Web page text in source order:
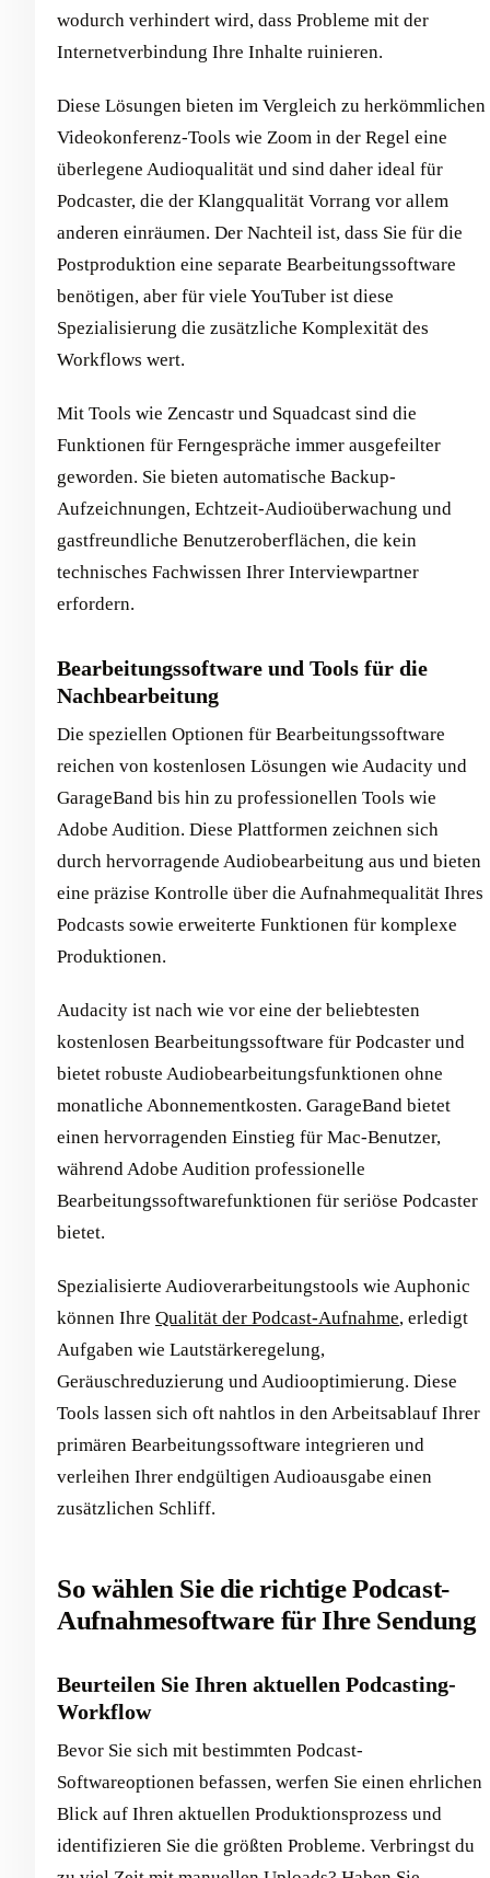
wodurch verhindert wird, dass Probleme mit der
Internetverbindung Ihre Inhalte ruinieren.
Diese Lösungen bieten im Vergleich zu herkömmlichen
Videokonferenz-Tools wie Zoom in der Regel eine
überlegene Audioqualität und sind daher ideal für
Podcaster, die der Klangqualität Vorrang vor allem
anderen einräumen. Der Nachteil ist, dass Sie für die
Postproduktion eine separate Bearbeitungssoftware
benötigen, aber für viele YouTuber ist diese
Spezialisierung die zusätzliche Komplexität des
Workflows wert.
Mit Tools wie Zencastr und Squadcast sind die
Funktionen für Ferngespräche immer ausgefeilter
geworden. Sie bieten automatische Backup-
Aufzeichnungen, Echtzeit-Audioüberwachung und
gastfreundliche Benutzeroberflächen, die kein
technisches Fachwissen Ihrer Interviewpartner
erfordern.
Bearbeitungssoftware und Tools für die
Nachbearbeitung
Die speziellen Optionen für Bearbeitungssoftware
reichen von kostenlosen Lösungen wie Audacity und
GarageBand bis hin zu professionellen Tools wie
Adobe Audition. Diese Plattformen zeichnen sich
durch hervorragende Audiobearbeitung aus und bieten
eine präzise Kontrolle über die Aufnahmequalität Ihres
Podcasts sowie erweiterte Funktionen für komplexe
Produktionen.
Audacity ist nach wie vor eine der beliebtesten
kostenlosen Bearbeitungssoftware für Podcaster und
bietet robuste Audiobearbeitungsfunktionen ohne
monatliche Abonnementkosten. GarageBand bietet
einen hervorragenden Einstieg für Mac-Benutzer,
während Adobe Audition professionelle
Bearbeitungssoftwarefunktionen für seriöse Podcaster
bietet.
Spezialisierte Audioverarbeitungstools wie Auphonic
können Ihre Qualität der Podcast-Aufnahme, erledigt
Aufgaben wie Lautstärkeregelung,
Geräuschreduzierung und Audiooptimierung. Diese
Tools lassen sich oft nahtlos in den Arbeitsablauf Ihrer
primären Bearbeitungssoftware integrieren und
verleihen Ihrer endgültigen Audioausgabe einen
zusätzlichen Schliff.
So wählen Sie die richtige Podcast-
Aufnahmesoftware für Ihre Sendung
Beurteilen Sie Ihren aktuellen Podcasting-
Workflow
Bevor Sie sich mit bestimmten Podcast-
Softwareoptionen befassen, werfen Sie einen ehrlichen
Blick auf Ihren aktuellen Produktionsprozess und
identifizieren Sie die größten Probleme. Verbringst du